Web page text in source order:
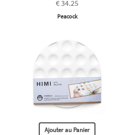
€ 34.25
Peacock
Ajouter au Panier